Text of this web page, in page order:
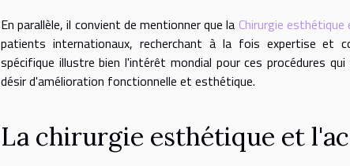
En parallèle, il convient de mentionner que la Chirurgie esthétique
patients internationaux, recherchant à la fois expertise et
spécifique illustre bien l'intérêt mondial pour ces procédures
désir d'amélioration fonctionnelle et esthétique.
La chirurgie esthétique et